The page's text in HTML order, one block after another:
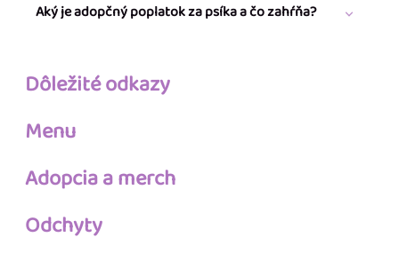
Aký je adopčný poplatok za psíka a čo zahŕňa?
Dôležité odkazy
Menu
Adopcia a merch
Odchyty